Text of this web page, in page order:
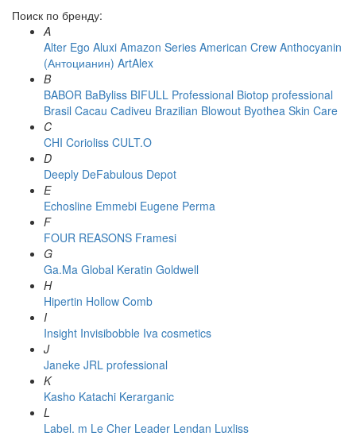
Поиск по бренду:
A
Alter Ego Aluxi Amazon Series American Crew Anthocyanin
(Антоцианин) ArtAlex
B
BABOR BaByliss BIFULL Professional Biotop professional
Brasil Cacau Сadiveu Brazilian Blowout Byothea Skin Care
C
CHI Corioliss CULT.O
D
Deeply DeFabulous Depot
E
Echosline Emmebi Eugene Perma
F
FOUR REASONS Framesi
G
Ga.Ma Global Keratin Goldwell
H
Hipertin Hollow Comb
I
Insight Invisibobble Iva cosmetics
J
Janeke JRL professional
K
Kasho Katachi Kerarganic
L
Label. m Le Cher Leader Lendan Luxliss